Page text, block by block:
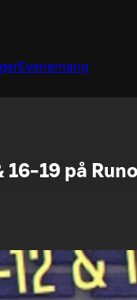
Evenemang
16-19 på